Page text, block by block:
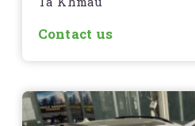
Contact us